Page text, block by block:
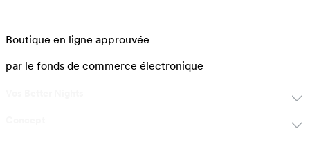
Boutique en ligne approuvée
par le fonds de commerce électronique